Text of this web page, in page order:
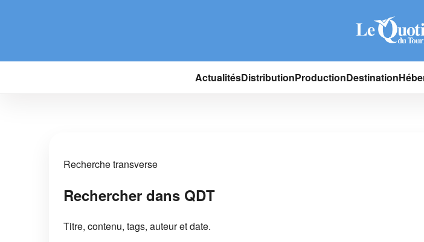
ActualitésDistributionProductionDestination
Recherche transverse
Rechercher dans QDT
Titre, contenu, tags, auteur et date.